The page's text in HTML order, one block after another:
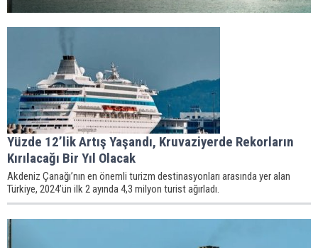
Yüzde 12’lik Artış Yaşandı, Kruvaziyerde Rekorların
Kırılacağı Bir Yıl Olacak
Akdeniz Çanağı’nın en önemli turizm destinasyonları arasında yer alan
Türkiye, 2024’ün ilk 2 ayında 4,3 milyon turist ağırladı.